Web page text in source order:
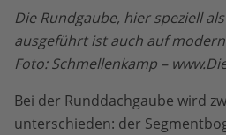
Die Rundgaube, hier speziell
ausgeführt ist auch auf
Foto: Schmellenkamp –
Bei der Runddachgaube wird
unterschieden: der